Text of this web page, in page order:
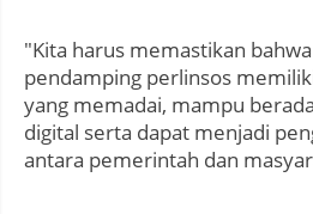
"Kita harus memastikan
pendamping perlinsos
yang memadai, mampu
digital serta dapat menjadi
antara pemerintah dan